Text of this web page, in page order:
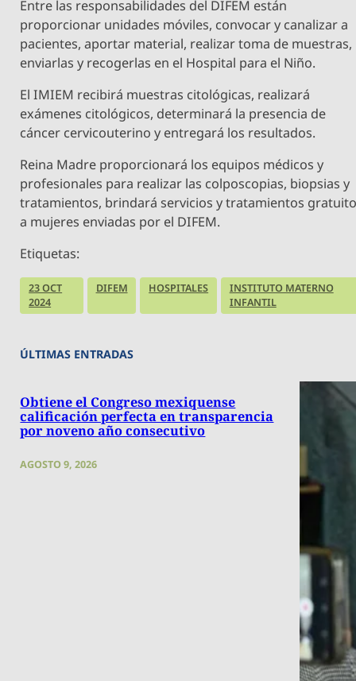
Entre las responsabilidades del DIFEM están
proporcionar unidades móviles, convocar y canalizar a
pacientes, aportar material, realizar toma de muestras,
enviarlas y recogerlas en el Hospital para el Niño.
El IMIEM recibirá muestras citológicas, realizará
exámenes citológicos, determinará la presencia de
cáncer cervicouterino y entregará los resultados.
Reina Madre proporcionará los equipos médicos y
profesionales para realizar las colposcopias, biopsias y
tratamientos, brindará servicios y tratamientos
a mujeres enviadas por el DIFEM.
Etiquetas:
23 OCT
2024
DIFEM HOSPITALES
INSTITUTO MATERNO
INFANTIL
ÚLTIMAS ENTRADAS
Obtiene el Congreso mexiquense
calificación perfecta en transparencia
por noveno año consecutivo
AGOSTO 9, 2026